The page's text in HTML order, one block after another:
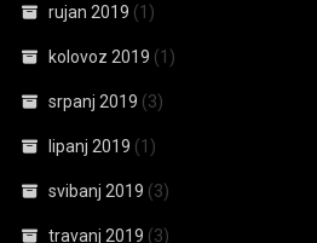
rujan 2019 (1)
kolovoz 2019 (1)
srpanj 2019 (3)
lipanj 2019 (1)
svibanj 2019 (3)
travanj 2019 (3)